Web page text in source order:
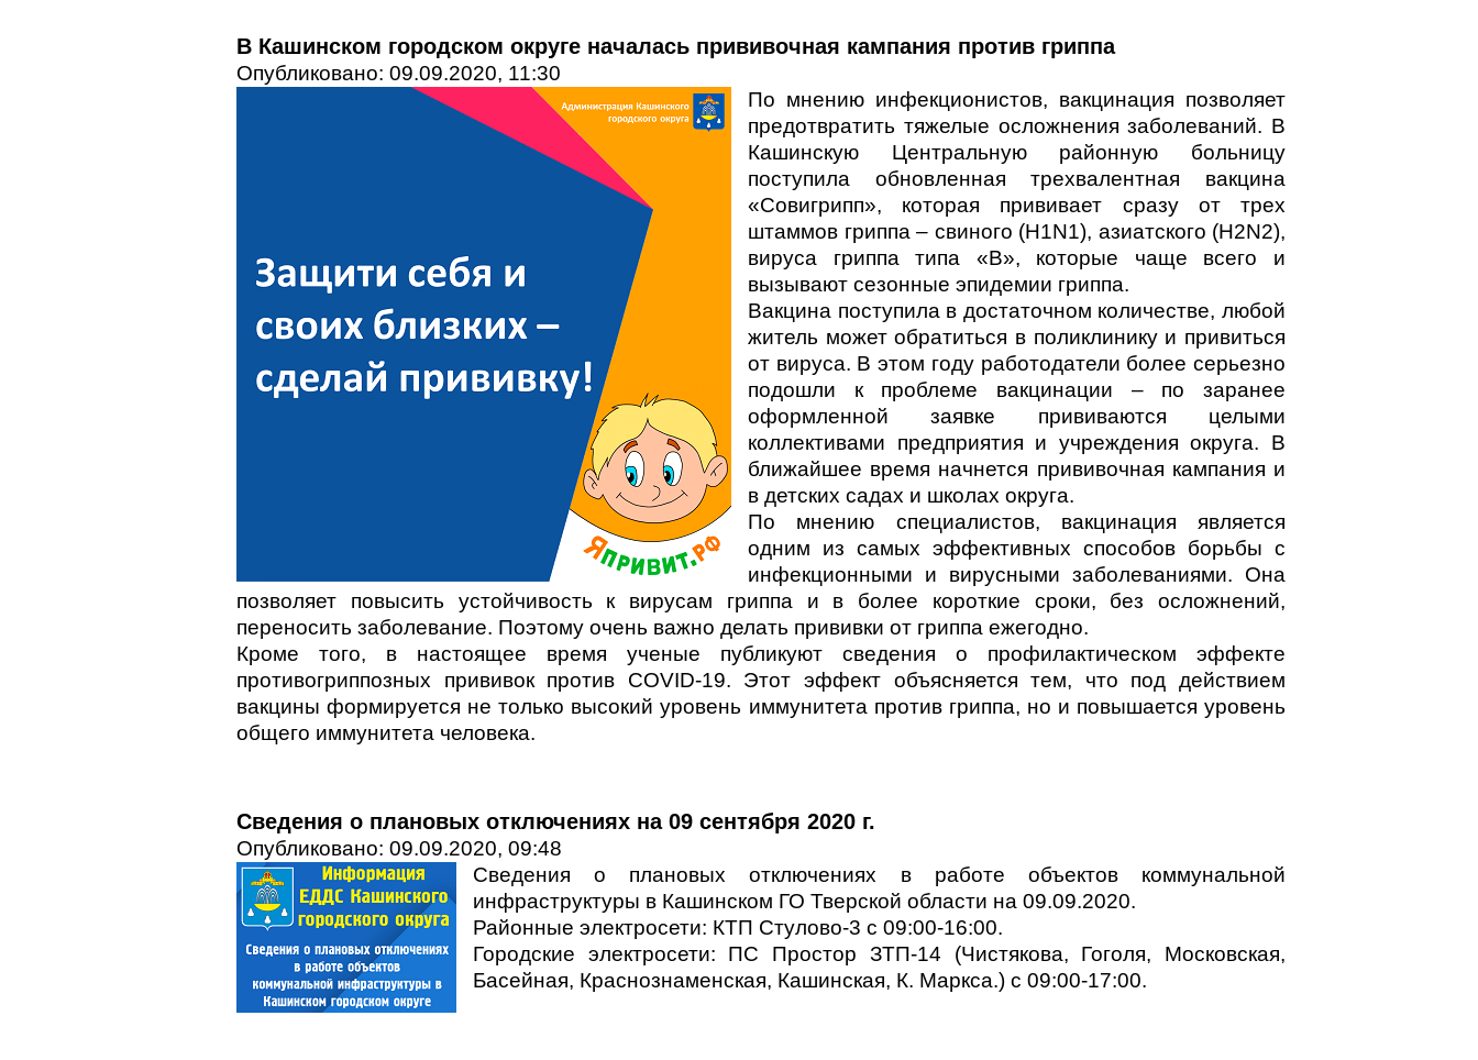
В Кашинском городском округе началась прививочная кампания против гриппа
Опубликовано: 09.09.2020, 11:30
По мнению инфекционистов, вакцинация позволяет
предотвратить тяжелые осложнения заболеваний. В
Кашинскую Центральную районную больницу
поступила обновленная трехвалентная вакцина
«Совигрипп», которая прививает сразу от трех
штаммов гриппа – свиного (H1N1), азиатского (H2N2),
вируса гриппа типа «B», которые чаще всего и
вызывают сезонные эпидемии гриппа.
Вакцина поступила в достаточном количестве, любой
житель может обратиться в поликлинику и привиться
от вируса. В этом году работодатели более серьезно
подошли к проблеме вакцинации – по заранее
оформленной заявке прививаются целыми
коллективами предприятия и учреждения округа. В
ближайшее время начнется прививочная кампания и
в детских садах и школах округа.
По мнению специалистов, вакцинация является
одним из самых эффективных способов борьбы с
инфекционными и вирусными заболеваниями. Она
позволяет повысить устойчивость к вирусам гриппа и в более короткие сроки, без осложнений,
переносить заболевание. Поэтому очень важно делать прививки от гриппа ежегодно.
Кроме того, в настоящее время ученые публикуют сведения о профилактическом эффекте
противогриппозных прививок против COVID-19. Этот эффект объясняется тем, что под действием
вакцины формируется не только высокий уровень иммунитета против гриппа, но и повышается уровень
общего иммунитета человека.
Сведения о плановых отключениях на 09 сентября 2020 г.
Опубликовано: 09.09.2020, 09:48
Сведения о плановых отключениях в работе объектов коммунальной
инфраструктуры в Кашинском ГО Тверской области на 09.09.2020.
Районные электросети: КТП Стулово-3 с 09:00-16:00.
Городские электросети: ПС Простор ЗТП-14 (Чистякова, Гоголя, Московская,
Басейная, Краснознаменская, Кашинская, К. Маркса.) с 09:00-17:00.